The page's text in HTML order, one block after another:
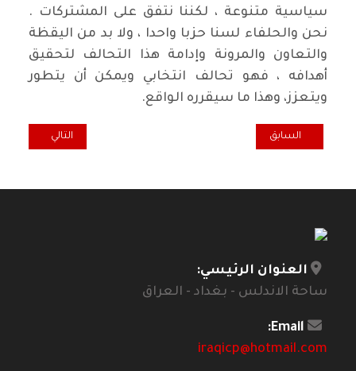
سياسية متنوعة ، لكننا نتفق على المشتركات .
نحن والحلفاء لسنا حزبا واحدا ، ولا بد من اليقظة
والتعاون والمرونة وإدامة هذا التحالف لتحقيق
أهدافه ، فهو تحالف انتخابي ويمكن أن يتطور
ويتعزز، وهذا ما سيقرره الواقع.
المقال السابق: المحرر السياسي لطريق الشعب.. لتتضافر كل الجهود
السابق المقال التالي:
التالي
العنوان الرئيسي:
ساحة الاندلس - بغداد - العراق
Email:
iraqicp@hotmail.com